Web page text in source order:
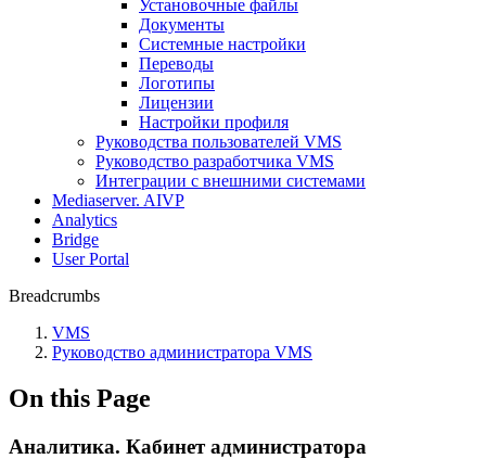
Установочные файлы
Документы
Системные настройки
Переводы
Логотипы
Лицензии
Настройки профиля
Руководства пользователей VMS
Руководство разработчика VMS
Интеграции с внешними системами
Mediaserver. AIVP
Analytics
Bridge
User Portal
Breadcrumbs
VMS
Руководство администратора VMS
On this Page
Аналитика. Кабинет администратора